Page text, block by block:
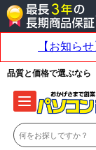
品質と価格で選ぶなら